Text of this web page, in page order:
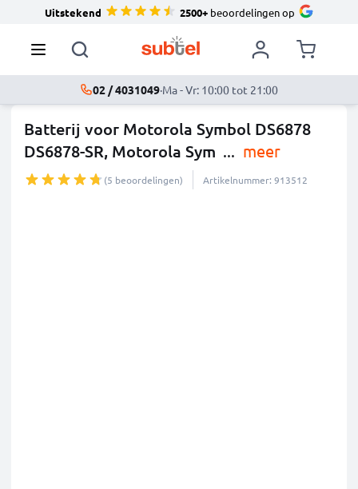
Uitstekend 2500+beoordelingen op
02 / 4031049·Ma - Vr: 10:00 tot 21:00
Batterij voor Motorola Symbol DS6878
DS6878-SR, Motorola Sym ... meer
(5 beoordelingen) Artikelnummer: 913512